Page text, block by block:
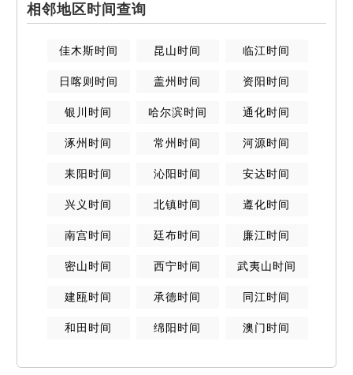
相邻地区时间查询
佳木斯时间 昆山时间 临江时间
日喀则 时间 盖州 时间 资阳时间
银川 时间 哈尔滨时间 通化时间
涿州 时间 常州 时间 河源时间
耒阳时间 沁阳时间 安达时间
兴义 时间 北镇时间 遵化时间
南宫时间 廷布时间 廉江时间
密山时间 西宁时间 武夷山时间
建瓯时间 承德时间 同江时间
和田 时间 绵阳时间 澳门时间